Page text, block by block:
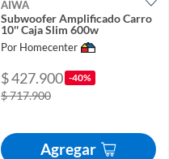
AIWA
Subwoofer Amplificado Carro
10'' Caja Slim 600w
Por Homecenter
$ 427.900 -40%
$ 717.900
Agregar